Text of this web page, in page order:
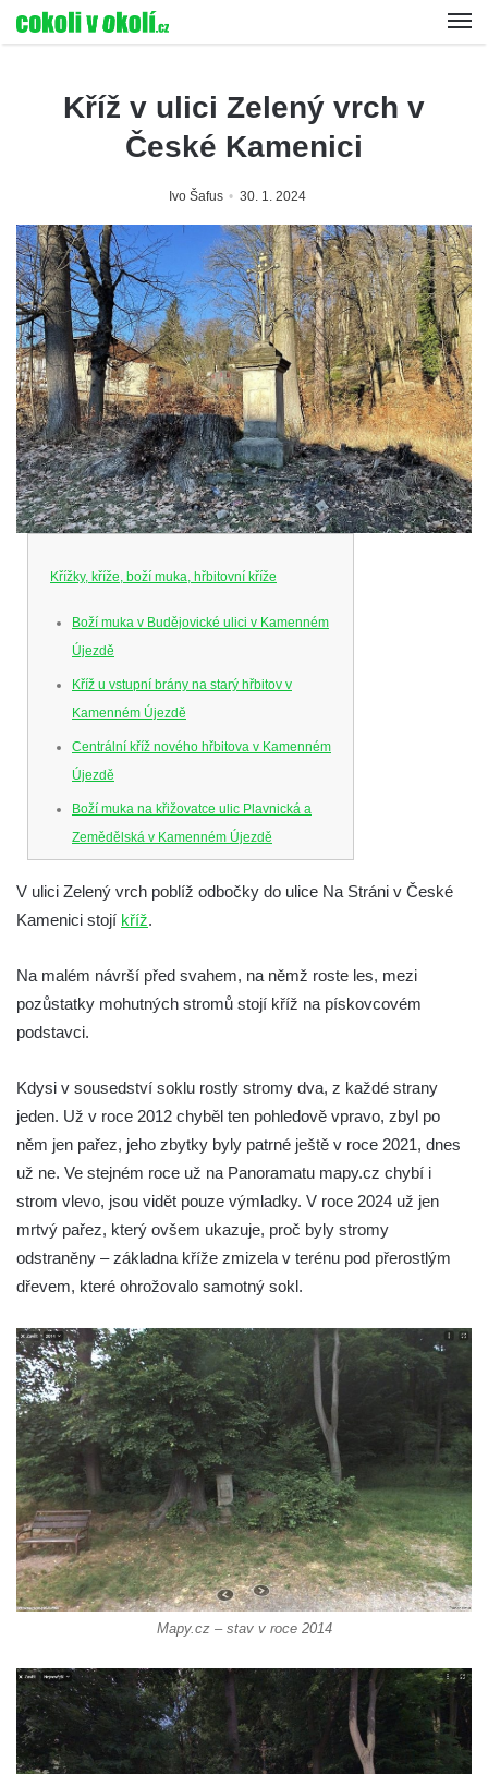
Kříž v ulici Zelený vrch v
České Kamenici
Ivo Šafus 30. 1. 2024
Křížky, kříže, boží muka, hřbitovní kříže
Boží muka v Budějovické ulici v Kamenném
Újezdě
Kříž u vstupní brány na starý hřbitov v
Kamenném Újezdě
Centrální kříž nového hřbitova v Kamenném
Újezdě
Boží muka na křižovatce ulic Plavnická a
Zemědělská v Kamenném Újezdě
v Kamenném Újezdě
Kříž na křižovatce ulic 5. května a Dělnická
Kříž v Dělnické ulici v Kamenném Újezdě
Boží muka na křižovatce ulic Latrán a K
Centrální kříž hřbitova ve Velešíně
Kříž u kostela svatého Václava ve Velešíně
Kříž na zahradě domu čp. 127 v Římově
Kříž u fary v Římově
Kříž u lípy Jana Gurreho v Římově
Boží muka u hřbitova v Římově
Centrální kříž hřbitova v Římově
Kříž na návsi v Dolním Třeboníně
Kříž poblíž domu čp. 169 v Plavu
Kříž na návsi v Plavu
Boží muka v Plavu
Kříž u Obrázku severovýchodně od
Práchně
Kříž na rozcestí u domu čp. 283 v Dolním
Podluží
Görnerův kříž u silnice č. 264 v Dolním
Kříž u domu čp. 155 v Chřibské
Údajný kříž u domu čp. 283 ve Chřibské
Kříž jižně od Bukolu
V ulici Zelený vrch poblíž odbočky do ulice Na Stráni v České
Kamenici stojí kříž.
Na malém návrší před svahem, na němž roste les, mezi
pozůstatky mohutných stromů stojí kříž na pískovcovém
podstavci.
Kdysi v sousedství soklu rostly stromy dva, z každé strany
jeden. Už v roce 2012 chyběl ten pohledově vpravo, zbyl po
něm jen pařez, jeho zbytky byly patrné ještě v roce 2021, dnes
už ne. Ve stejném roce už na Panoramatu mapy.cz chybí i
strom vlevo, jsou vidět pouze výmladky. V roce 2024 už jen
mrtvý pařez, který ovšem ukazuje, proč byly stromy
odstraněny – základna kříže zmizela v terénu pod přerostlým
dřevem, které ohrožovalo samotný sokl.
Mapy.cz – stav v roce 2014